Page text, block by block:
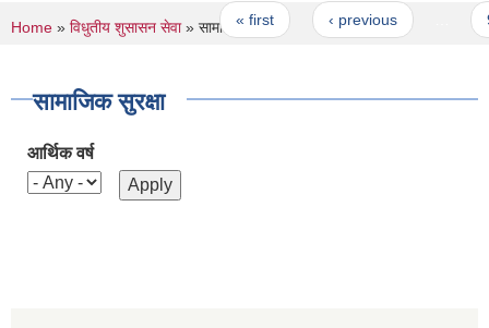
Pages
« first ‹ previous
You are here
Home » विधुतीय शुसासन सेवा» सामाजिक सुरक्षा
सामाजिक सुरक्षा
आर्थिक वर्ष